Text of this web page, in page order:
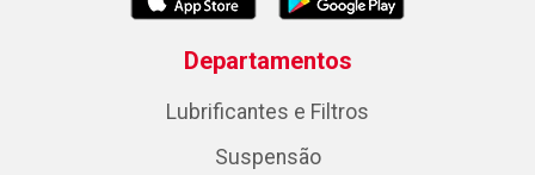
Departamentos
Lubrificantes e Filtros
Suspensão